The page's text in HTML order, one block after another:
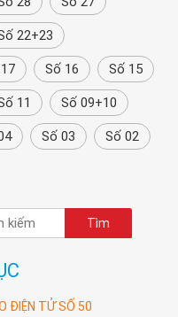
22+23
Số 16 Số 15
11 Số 09+10
Số 03 Số 02
ĐIỆN TỬ SỐ 50